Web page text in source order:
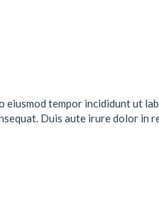
tempor incididunt ut
Duis aute irure dolor in